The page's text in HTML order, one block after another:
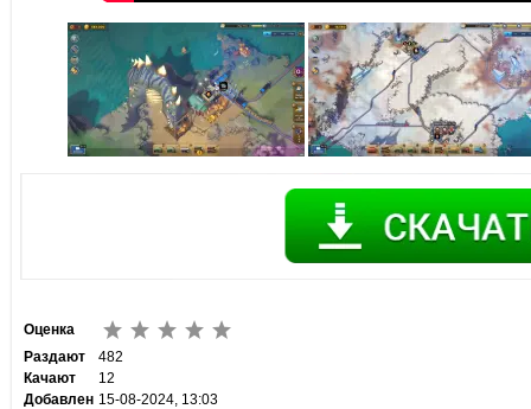
Оценка
Раздают
482
Качают
12
Добавлен 15-08-2024, 13:03